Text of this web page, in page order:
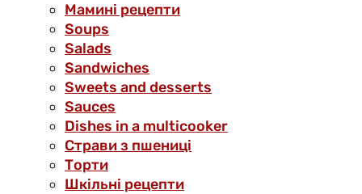
Мамині рецепти
Soups
Salads
Sandwiches
Sweets and desserts
Sauces
Dishes in a multicooker
Страви з пшениці
Торти
Шкільні рецепти